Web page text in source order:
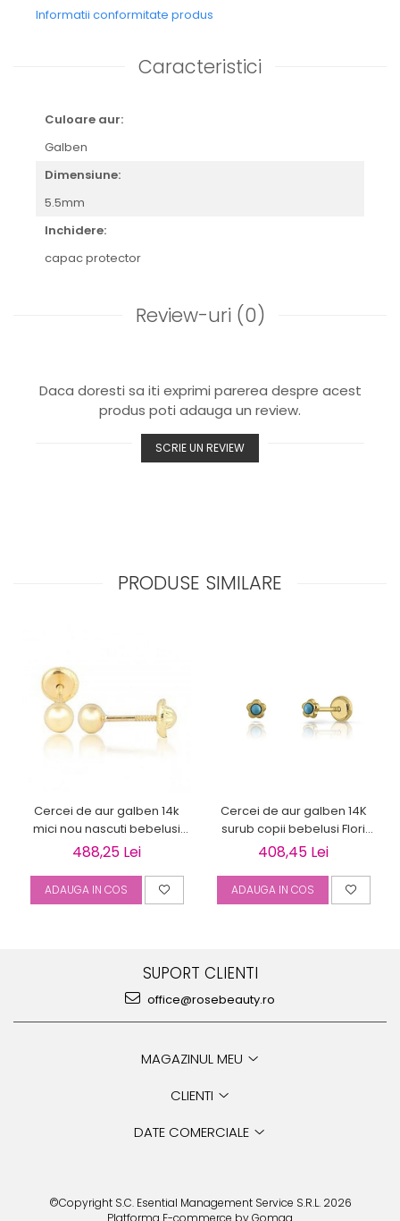
Informatii conformitate produs
Caracteristici
Culoare aur:
Galben
Dimensiune:
5.5mm
Inchidere:
capac protector
Review-uri (0)
Daca doresti sa iti exprimi parerea despre acest
produs poti adauga un review.
SCRIE UN REVIEW
PRODUSE SIMILARE
Cercei de aur galben 14k
mici nou nascuti bebelusi
Bilute 4mm
488,25 Lei
ADAUGA IN COS
Cercei de aur galben 14K
surub copii bebelusi Flori
bleu
408,45 Lei
ADAUGA IN COS
SUPORT CLIENTI
office@rosebeauty.ro
MAGAZINUL MEU
CLIENTI
DATE COMERCIALE
©Copyright S.C. Esential Management Service S.R.L. 2026
Platforma E-commerce by Gomag